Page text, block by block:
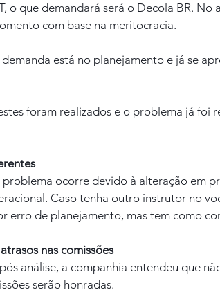
o que demandará será o Decola BR. No
com base na meritocracia.
está no planejamento e já se
foram realizados e o problema já foi
problema ocorre devido à alteração em
Caso tenha outro instrutor no
erro de planejamento, mas tem como
nas comissões
análise, a companhia entendeu que
serão honradas.